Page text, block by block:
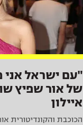
"עם ישראל
של אור שפיץ
איילון
הכוכבת והקונדיטורית